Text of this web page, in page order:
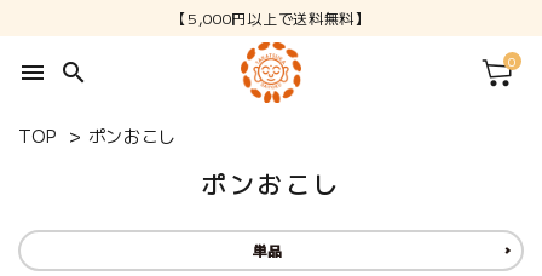
【5,000円以上で送料無料】
menu search 0
TOP > ポンおこし
ポンおこし
単品